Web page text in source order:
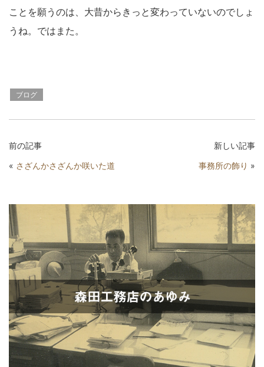
ことを願うのは、大昔からきっと変わっていないのでしょ
うね。ではまた。
ブログ
前の記事
« さざんかさざんか咲いた道
新しい記事
事務所の飾り »